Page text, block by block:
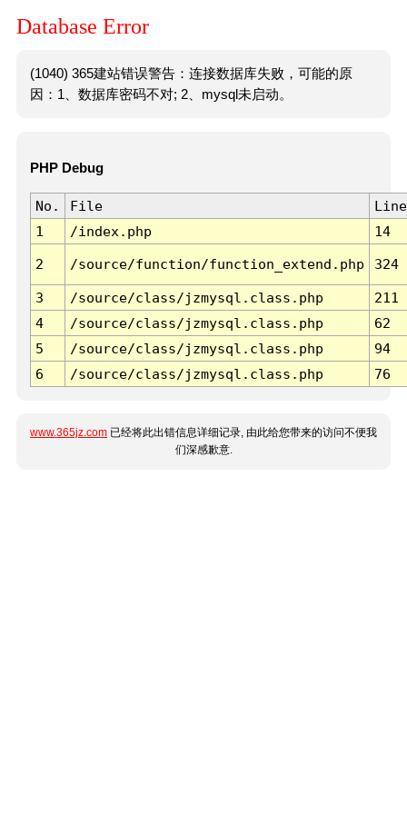
Database Error
(1040) 365建站错误警告：连接数据库失败，可能的原
因：1、数据库密码不对; 2、mysql未启动。
PHP Debug
No. File
Line
1
/index.php 14
2 /source/function/function_extend.php 324
3 /source/class/jzmysql.class.php
211
4
/source/class/jzmysql.class.php
62
5
/source/class/jzmysql.class.php
94
6
/source/class/jzmysql.class.php 76
www.365jz.com 已经将此出错信息详细记录, 由此给您带来的访问不便我
们深感歉意.